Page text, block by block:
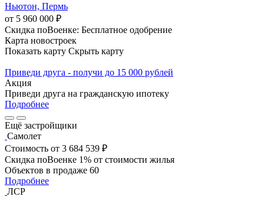
Ньютон, Пермь
от 5 960 000 ₽
Скидка поВоенке: Бесплатное одобрение
Карта новостроек
Показать карту Скрыть карту
Приведи друга - получи до 15 000 рублей
Акция
Приведи друга на гражданскую ипотеку
Подробнее
Ещё застройщики
Самолет
Стоимость от 3 684 539 ₽
Скидка поВоенке 1% от стоимости жилья
Объектов в продаже 60
Подробнее
ЛСР